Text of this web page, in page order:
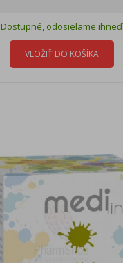
Dostupné, odosielame ihneď
VLOŽIŤ DO KOŠÍKA